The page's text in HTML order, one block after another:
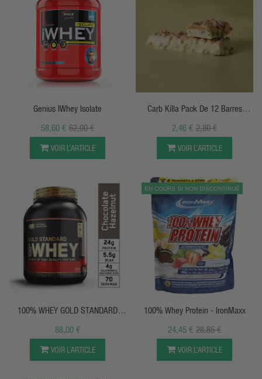
APERÇU RAPIDE
Genius IWhey Isolate
62,00 €
58,60 €
VOIR L’ARTICLE
Carb Killa Pack De 12 Barres
Protéinés
2,80 €
2,46 €
VOIR L’ARTICLE
APERÇU RAPIDE
100% WHEY GOLD STANDARD
Optimum Nutrition
88,00 €
VOIR L’ARTICLE
EN COURS SI NON DISCONTINUÉ
APERÇU RAPIDE
100% Whey Protein - IronMaxx
28,85 €
24,45 €
VOIR L’ARTICLE